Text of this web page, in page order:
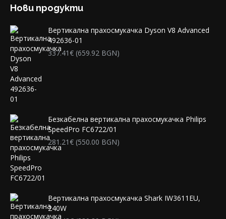
Нови продукти
Вертикална прахосмукачка Dyson V8 Advanced
492636-01
337.41€ (659.92 BGN)
Безкабелна вертикална прахосмукачка Philips
SpeedPro FC6722/01
281.21€ (550.00 BGN)
Вертикална прахосмукачка Shark IW3611EU,
240W